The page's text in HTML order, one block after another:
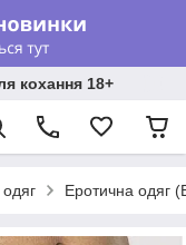
кохання 18+
Еротична одяг